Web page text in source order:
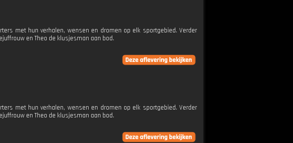
met hun verhalen, wensen en dromen op elk sportgebied. Verder
en Theo de klusjesman aan bod.
met hun verhalen, wensen en dromen op elk sportgebied. Verder
en Theo de klusjesman aan bod.